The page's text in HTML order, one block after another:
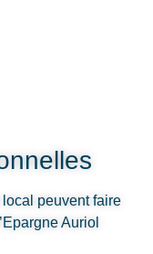
peuvent faire
Auriol